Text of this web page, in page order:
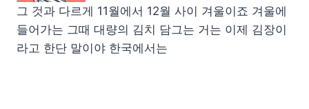
그 것과 다르게 11월에서 12월 사이 겨울이죠 겨울에
들어가는 그때 대량의 김치 담그는 거는 이제 김장이
라고 한단 말이야 한국에서는